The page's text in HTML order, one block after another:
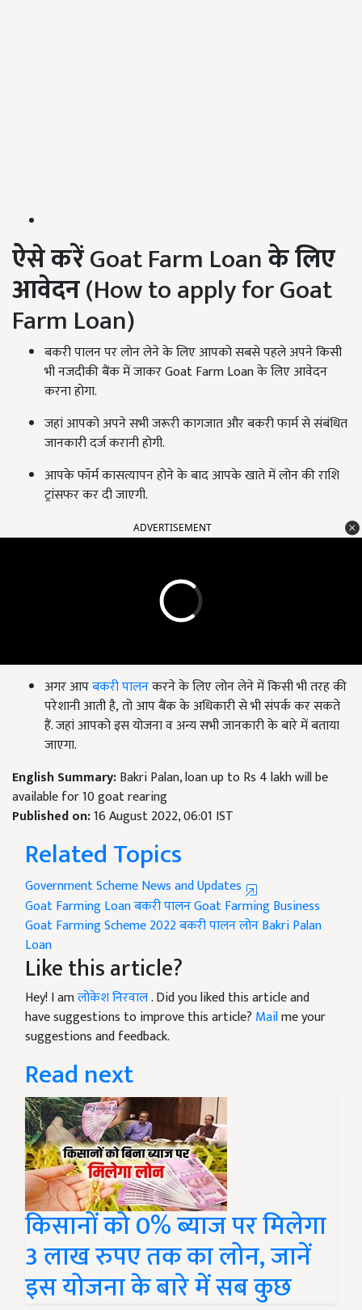
ऐसे करेंGoat Farm Loanके लिए
आवेदन(How to apply for Goat
Farm Loan)
बकरी पालन पर लोन लेने के लिए आपको सबसे पहले अपने किसी
भी नजदीकी बैंक में जाकर Goat Farm Loan के लिए आवेदन
करना होगा.
जहां आपको अपने सभी जरूरी कागजात और बकरी फार्म से संबंधित
जानकारी दर्ज करानी होगी.
आपके फॉर्म कासत्यापन होने के बाद आपके खाते में लोन की राशि
ट्रांसफर कर दी जाएगी.
ADVERTISEMENT
अगर आपबकरी पालनकरने के लिए लोन लेने में किसी भी तरह की
परेशानी आती है, तो आप बैंक के अधिकारी से भी संपर्क कर सकते
हैं. जहां आपको इस योजना व अन्य सभी जानकारी के बारे में बताया
जाएगा.
English Summary:Bakri Palan, loan up to Rs 4 lakh will be
available for 10 goat rearing
Published on:16 August 2022, 06:01 IST
Related Topics
Government Scheme News and Updates
Goat Farming Loanबकरी पालनGoat Farming Business
Goat Farming Scheme 2022बकरी पालन लोनBakri Palan
Loan
Like this article?
Hey! I amलोकेश निरवाल. Did you liked this article and
have suggestions to improve this article? Mailme your
suggestions and feedback.
Read next
किसानों को 0% ब्याज पर मिलेगा
3 लाख रुपए तक का लोन, जानें
इस योजना के बारे में सब कुछ